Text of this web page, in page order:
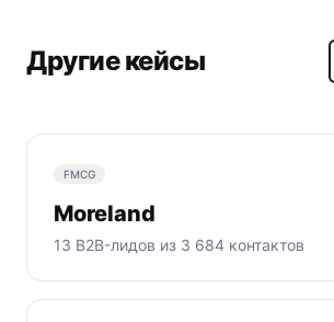
Другие кейсы
FMCG
Moreland
13 B2B-лидов из 3 684 контактов